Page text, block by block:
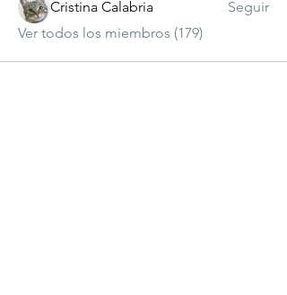
Cristina Calabria
Seguir
Ver todos los miembros (179)